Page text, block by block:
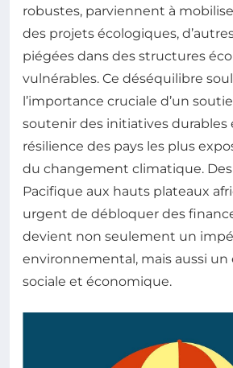
robustes, parviennent à
des projets écologiques,
piégées dans des structures
vulnérables. Ce déséquilibre
l’importance cruciale d’un
soutenir des initiatives durables
résilience des pays les plus
du changement climatique.
Pacifique aux hauts plateaux
urgent de débloquer des
devient non seulement un
environnemental, mais aussi
sociale et économique.